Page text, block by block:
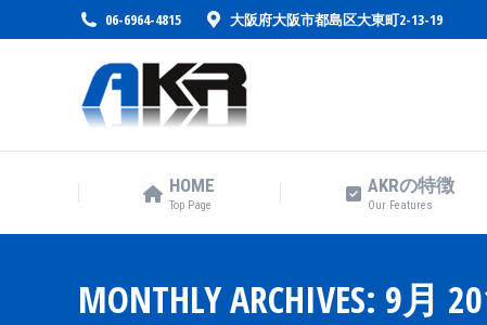
06-6964-4815 大阪府大阪市都島区大東町2-13-19
HOME
Top Page
AKRの特徴
Our Features
MONTHLY ARCHIVES: 9月
HOME AKRの特徴